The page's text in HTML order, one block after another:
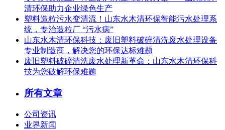
清环保助力企业绿色生产
塑料造粒污水变清流！山东水木清环保智能污水处理系
统，专治造粒厂 “污水病”
山东水木清环保科技：废旧塑料破碎清洗废水处理设备
专业制造商，解决您的环保达标难题
废旧塑料破碎清洗废水处理新革命：山东水木清环保科
技为您破解环保难题
所有文章
公司资讯
业界新闻